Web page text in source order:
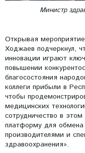
Министр
Открывая
Ходжаев подчеркнул,
инновации играют
повышении
благосостояния
коллеги прибыли в
чтобы
медицинских
сотрудничество в
платформу для
производителями и
здравоохранения».